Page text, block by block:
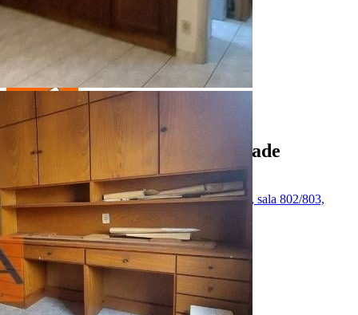
062026
Última atualização:
Anunciante
Adriana Martins De Andrade
Creci:220496-F
Endereço: Avenida Rodrigues Alves, 7-40, sala 802/803,
Centro, CEP 17015-001 - BAURU/SP
Ver Telefone
Telefone:(14) 99884-0043
(14) 99884-0043
WhatsApp:
(14) 9844-0043